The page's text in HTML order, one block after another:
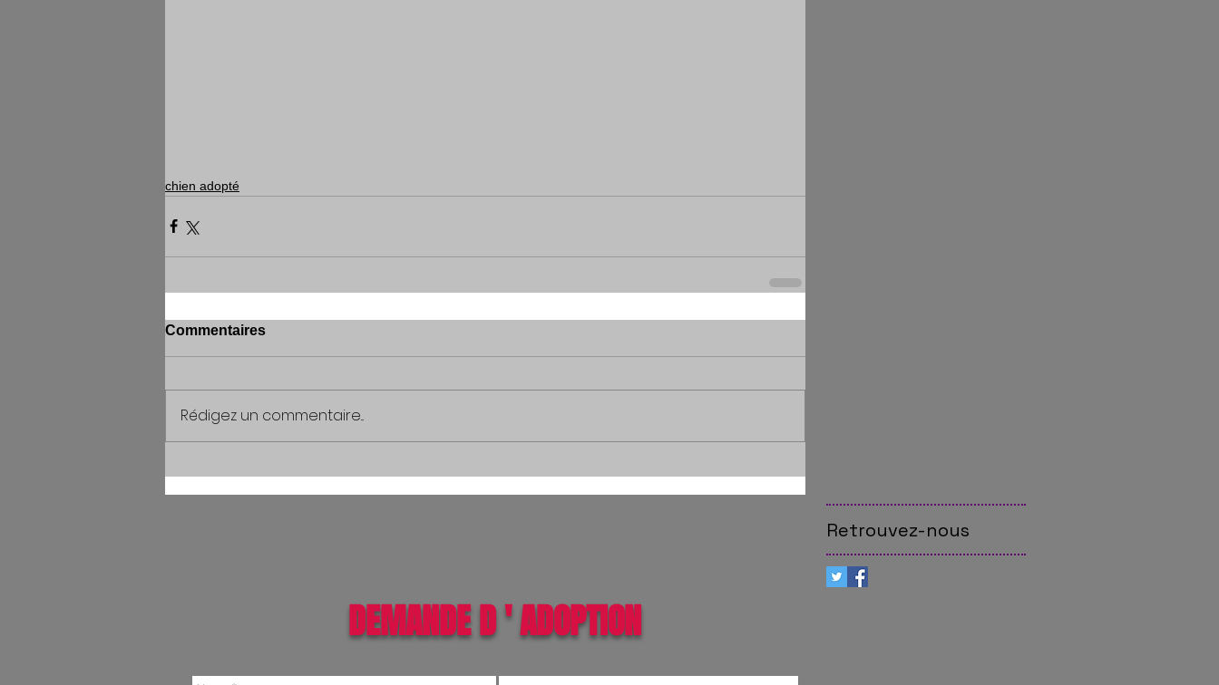
chien adopté
Commentaires
Rédigez un commentaire...
Retrouvez-nous
DEMANDE D ' ADOPTION